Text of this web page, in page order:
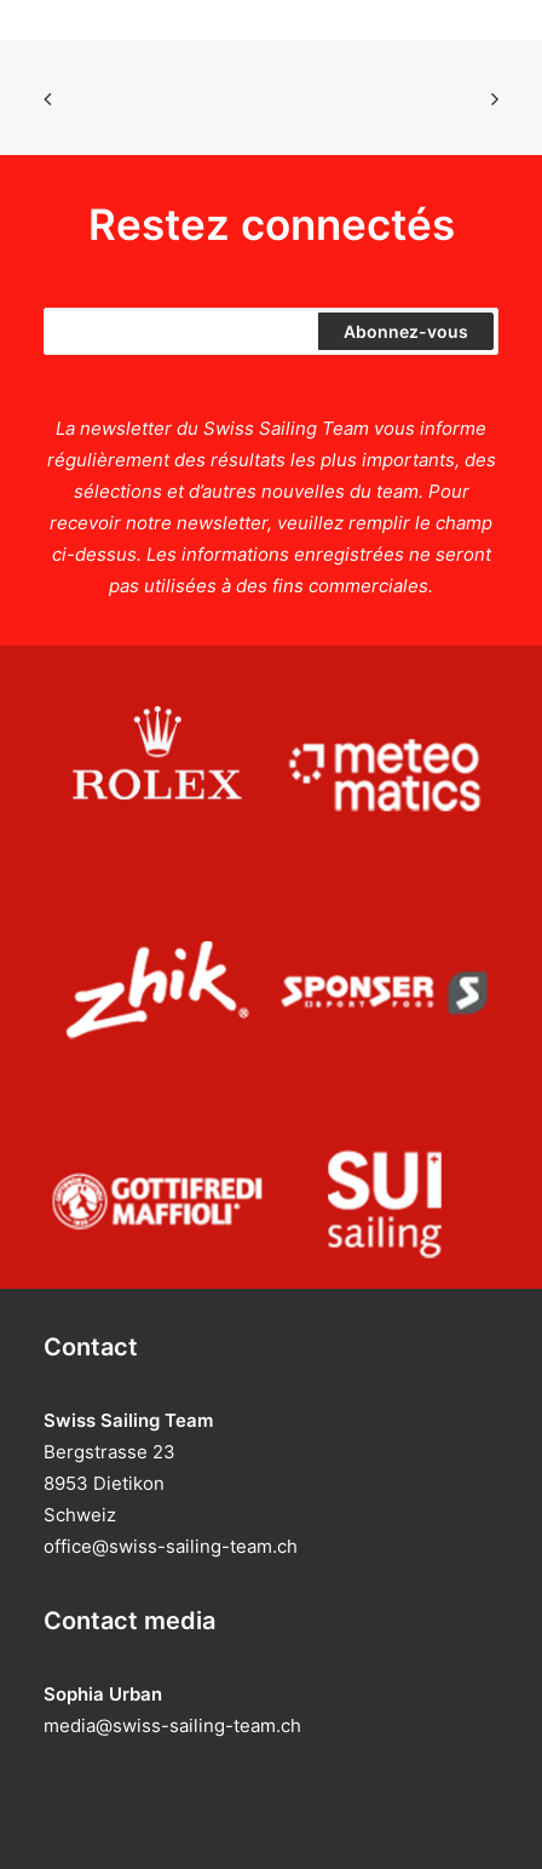
Restez connectés
La newsletter du Swiss Sailing Team vous informe
régulièrement des résultats les plus importants, des
sélections et d’autres nouvelles du team. Pour
recevoir notre newsletter, veuillez remplir le champ
ci-dessus. Les informations enregistrées ne seront
pas utilisées à des fins commerciales.
Contact
Swiss Sailing Team
Bergstrasse 23
8953 Dietikon
Schweiz
office@swiss-sailing-team.ch
Contact media
Sophia Urban
media@swiss-sailing-team.ch